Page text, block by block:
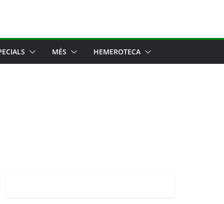
MÉS HEMEROTECA